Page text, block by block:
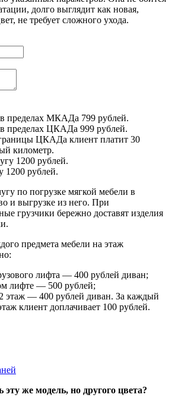
долго выглядит как новая,
не требует сложного ухода.
пределах МКАДа 799 рублей.
пределах ЦКАДа 999 рублей.
ЦКАДа клиент платит 30
километр.
1200 рублей.
1200 рублей.
по погрузке мягкой мебели в
и выгрузке из него. При
грузчики бережно доставят изделия
предмета мебели на этаж
лифта — 400 рублей диван;
лифте — 500 рублей;
этаж — 400 рублей диван. За каждый
клиент доплачивает 100 рублей.
же модель, но другого цвета?